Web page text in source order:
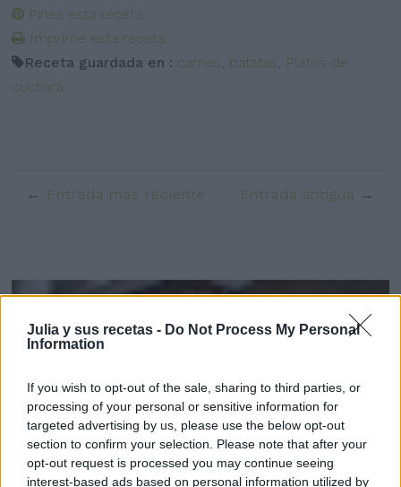
Julia y sus recetas - Do Not Process My Personal
Information
If you wish to opt-out of the sale, sharing to third parties, or
processing of your personal or sensitive information for
targeted advertising by us, please use the below opt-out
section to confirm your selection. Please note that after your
opt-out request is processed you may continue seeing
interest-based ads based on personal information utilized by
Pinea esta receta
Imprime esta receta
Receta guardada en : carnes, patatas, Platos de
cuchara
Entrada más reciente Entrada antigua